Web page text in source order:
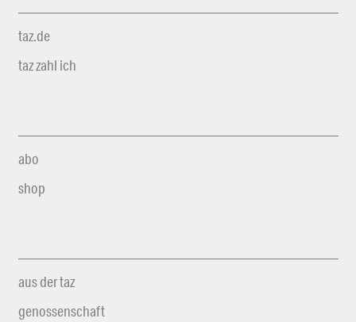
taz.de
taz zahl ich
abo
shop
aus der taz
genossenschaft